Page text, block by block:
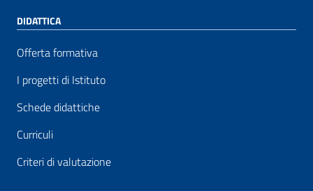
DIDATTICA
Offerta formativa
I progetti di Istituto
Schede didattiche
Curriculi
Criteri di valutazione